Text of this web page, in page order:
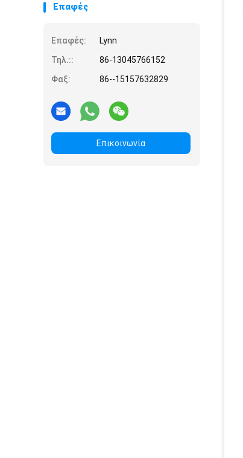
Επαφές
Επαφές:
Lynn
Τηλ.::
86-13045766152
Φαξ:
86--15157632829
Επικοινωνία